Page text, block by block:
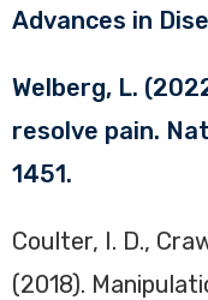
Advances in
Welberg, L.
resolve pain.
1451.
Coulter, I. D.,
(2018).